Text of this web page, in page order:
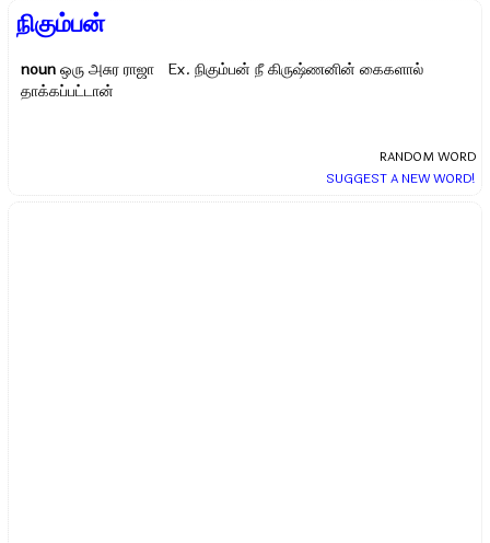
நிகும்பன்
noun ஒரு அசுர ராஜா Ex.நிகும்பன் நீ கிருஷ்ணனின் கைகளால்
தாக்கப்பட்டான்
RANDOM WORD
SUGGEST A NEW WORD!